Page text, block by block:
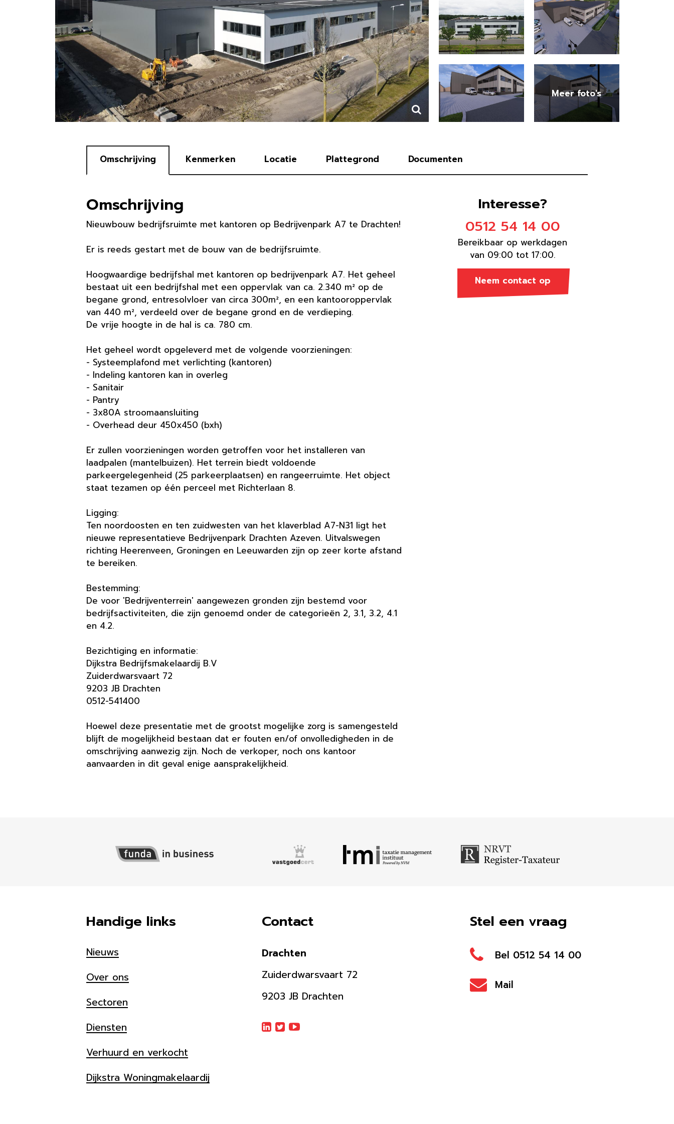
Omschrijving Kenmerken Locatie Plattegrond Documenten
Omschrijving
Nieuwbouw bedrijfsruimte met kantoren op Bedrijvenpark A7 te Drachten!
Er is reeds gestart met de bouw van de bedrijfsruimte.
Hoogwaardige bedrijfshal met kantoren op bedrijvenpark A7. Het geheel
bestaat uit een bedrijfshal met een oppervlak van ca. 2.340 m² op de
begane grond, entresolvloer van circa 300m², en een kantooroppervlak
van 440 m², verdeeld over de begane grond en de verdieping.
De vrije hoogte in de hal is ca. 780 cm.
Het geheel wordt opgeleverd met de volgende voorzieningen:
- Systeemplafond met verlichting (kantoren)
- Indeling kantoren kan in overleg
- Sanitair
- Pantry
- 3x80A stroomaansluiting
- Overhead deur 450x450 (bxh)
Er zullen voorzieningen worden getroffen voor het installeren van
laadpalen (mantelbuizen). Het terrein biedt voldoende
parkeergelegenheid (25 parkeerplaatsen) en rangeerruimte. Het object
staat tezamen op één perceel met Richterlaan 8.
Ligging:
Ten noordoosten en ten zuidwesten van het klaverblad A7-N31 ligt het
nieuwe representatieve Bedrijvenpark Drachten Azeven. Uitvalswegen
richting Heerenveen, Groningen en Leeuwarden zijn op zeer korte afstand
te bereiken.
Bestemming:
De voor 'Bedrijventerrein' aangewezen gronden zijn bestemd voor
bedrijfsactiviteiten, die zijn genoemd onder de categorieën 2, 3.1, 3.2, 4.1
en 4.2.
Bezichtiging en informatie:
Dijkstra Bedrijfsmakelaardij B.V
Zuiderdwarsvaart 72
9203 JB Drachten
0512-541400
Hoewel deze presentatie met de grootst mogelijke zorg is samengesteld
blijft de mogelijkheid bestaan dat er fouten en/of onvolledigheden in de
omschrijving aanwezig zijn. Noch de verkoper, noch ons kantoor
aanvaarden in dit geval enige aansprakelijkheid.
Interesse?
0512 54 14 00
Bereikbaar op werkdagen
van 09:00 tot 17:00.
Neem contact op
Handige links
Nieuws
Over ons
Sectoren
Diensten
Verhuurd en verkocht
Dijkstra Woningmakelaardij
Contact
Drachten
Zuiderdwarsvaart 72
9203 JB Drachten
Stel een vraag
Bel 0512 54 14 00
Mail